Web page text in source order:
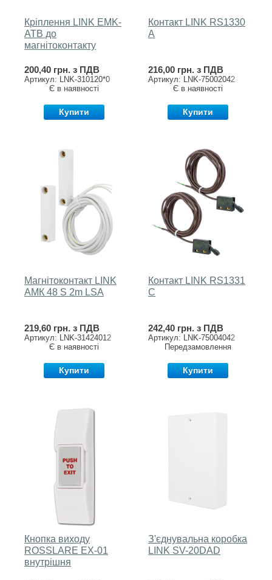
Кріплення LINK EMK-
ATB до
магнітоконтакту
200,40 грн. з ПДВ
Артикул: LNK-310120*0
Є в наявності
Купити
Контакт LINK RS1330
A
216,00 грн. з ПДВ
Артикул: LNK-75002042
Є в наявності
Купити
Магнітоконтакт LINK
AМК 48 S 2m LSA
219,60 грн. з ПДВ
Артикул: LNK-31424012
Є в наявності
Купити
Контакт LINK RS1331
C
242,40 грн. з ПДВ
Артикул: LNK-75004042
Передзамовлення
Купити
Кнопка виходу
ROSSLARE EX-01
внутрішня
З'єднувальна коробка
LINK SV-20DAD